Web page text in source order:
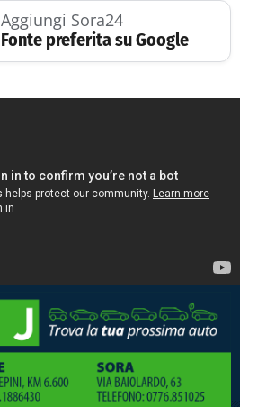
Aggiungi Sora24
Fonte preferita su Google